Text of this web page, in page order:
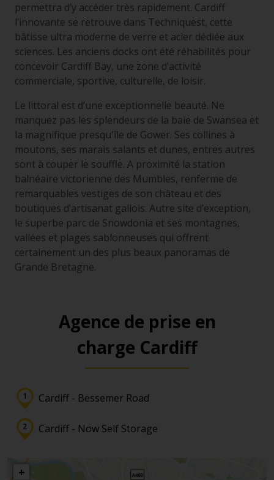
permettra d’y accéder très rapidement. Cardiff
l’innovante se retrouve dans Techniquest, cette
bâtisse ultra moderne de verre et acier dédiée aux
sciences. Les anciens docks ont été réhabilités pour
concevoir Cardiff Bay, une zone d’activité
commerciale, sportive, culturelle, de loisir.
Le littoral est d’une exceptionnelle beauté. Ne
manquez pas les splendeurs de la baie de Swansea et
la magnifique presqu'île de Gower. Ses collines à
moutons, ses marais salants et dunes, entres autres
sont à couper le souffle. A proximité la station
balnéaire victorienne des Mumbles, renferme de
remarquables vestiges de son château et des
boutiques d’artisanat gallois. Autre site d’exception,
le superbe parc de Snowdonia et ses montagnes,
vallées et plages sablonneuses qui offrent
certainement un des plus beaux panoramas de
Grande Bretagne.
Agence de prise en
charge Cardiff
Cardiff - Bessemer Road
Cardiff - Now Self Storage
+